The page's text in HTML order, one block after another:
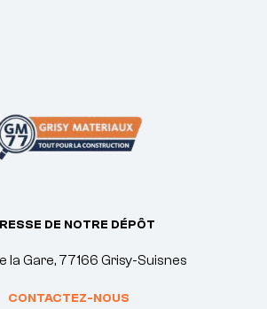
DE NOTRE DÉPÔT
la Gare, 77166 Grisy-Suisnes
CONTACTEZ-NOUS